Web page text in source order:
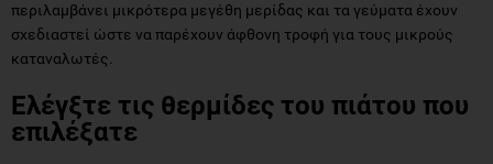
περιλαμβάνει μικρότερα μεγέθη μερίδας και τα γεύματα έχουν
σχεδιαστεί ώστε να παρέχουν άφθονη τροφή για τους μικρούς
καταναλωτές.
Ελέγξτε τις θερμίδες του πιάτου που
επιλέξατε